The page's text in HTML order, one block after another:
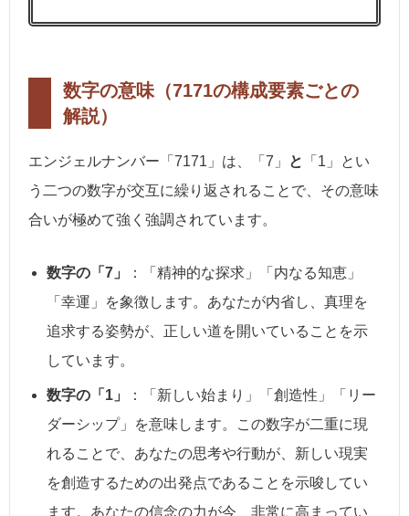
数字の意味（7171の構成要素ごとの
解説）
エンジェルナンバー「7171」は、「7」 と
「1」とい
う二つの数字が交互に繰り返されることで、その意味
合いが極めて強く強調されています。
数字の「7」
：「精神的な探求」「内なる知恵」
「幸運」を象徴します。あなたが内省し、真理を
追求する姿勢が、正しい道を開いていることを示
しています。
数字の「1」
：「新しい始まり」「創造性」「リー
ダーシップ」を意味します。この数字が二重に現
れることで、あなたの思考や行動が、新しい現実
を創造するための出発点であることを示唆してい
ます。あなたの信念の力が今、非常に高まってい